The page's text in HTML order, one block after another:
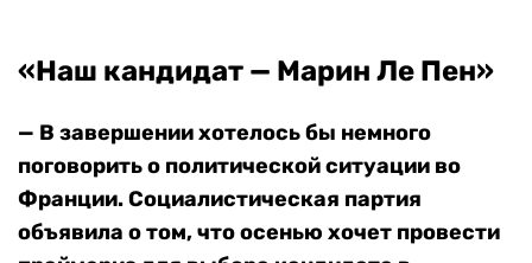
«Наш кандидат — Марин Ле Пен»
— В завершении хотелось бы немного
поговорить о политической ситуации во
Франции. Социалистическая партия
объявила о том, что осенью хочет провести